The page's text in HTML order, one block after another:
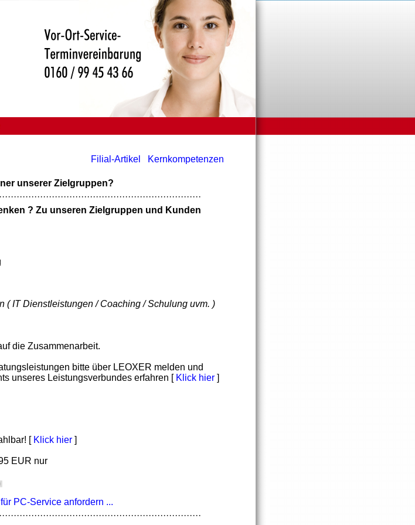
Filial-Artikel
Kernkompetenzen
unserer Zielgruppen?
? Zu unseren Zielgruppen und Kunden
( IT Dienstleistungen / Coaching / Schulung uvm. )
die Zusammenarbeit.
bitte über LEOXER melden und
unseres Leistungsverbundes erfahren [ Klick hier]
[ Klick hier]
EUR nur
PC-Service anfordern ...